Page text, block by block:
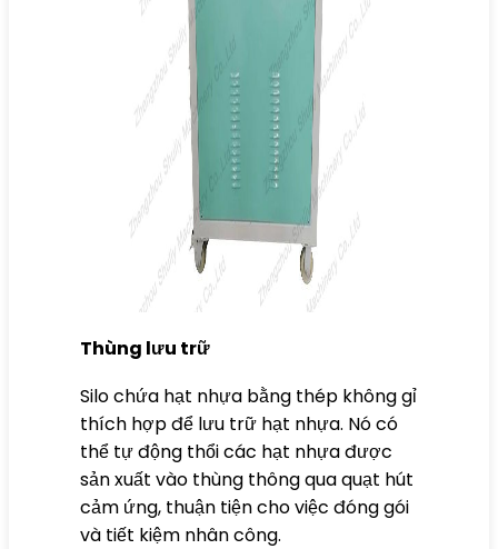
Thùng lưu trữ
Silo chứa hạt nhựa bằng thép không gỉ
thích hợp để lưu trữ hạt nhựa. Nó có
thể tự động thổi các hạt nhựa được
sản xuất vào thùng thông qua quạt hút
cảm ứng, thuận tiện cho việc đóng gói
và tiết kiệm nhân công.